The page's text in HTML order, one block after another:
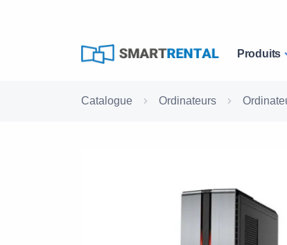
Produits
Catalogue Ordinateurs